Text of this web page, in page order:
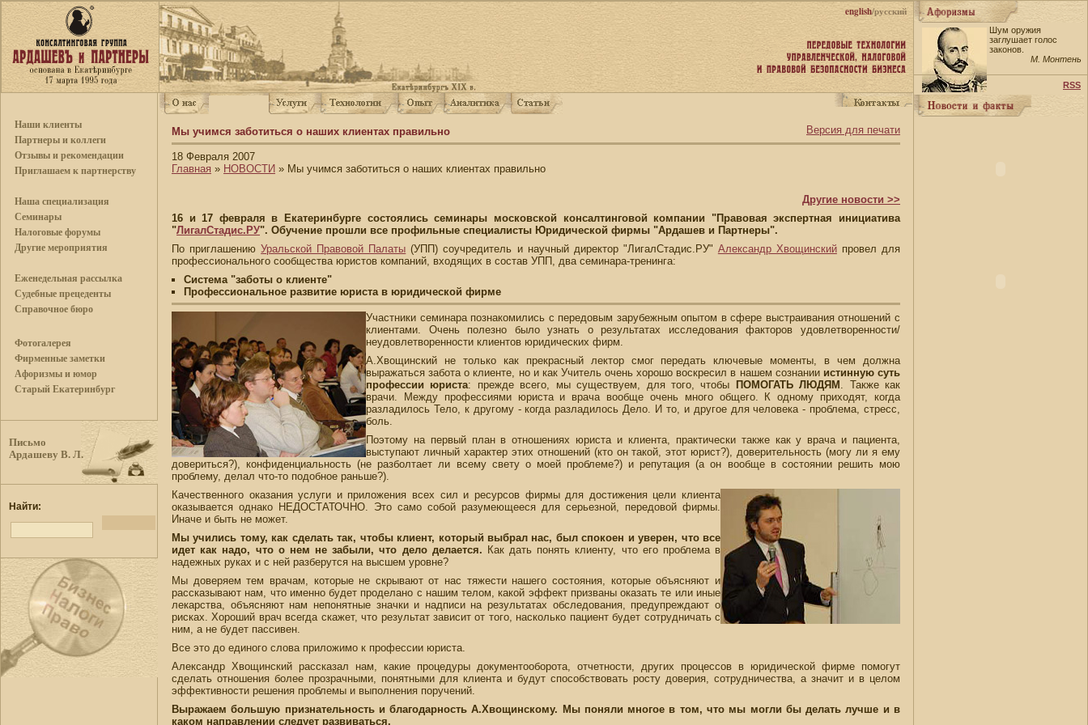
english/русский
Наши клиенты
Партнеры и коллеги
Отзывы и рекомендации
Приглашаем к партнерству
Наша специализация
Семинары
Налоговые форумы
Другие мероприятия
Еженедельная рассылка
Судебные прецеденты
Справочное бюро
Фотогалерея
Фирменные заметки
Афоризмы и юмор
Старый Екатеринбург
Письмо
Ардашеву В. Л.
Найти:
Версия для печати
Мы учимся заботиться о наших клиентах правильно
18 Февраля 2007
Главная » НОВОСТИ » Мы учимся заботиться о наших клиентах правильно
Другие новости >>
16 и 17 февраля в Екатеринбурге состоялись семинары московской консалтинговой компании "Правовая экспертная инициатива
"ЛигалСтадис.РУ". Обучение прошли все профильные специалисты Юридической фирмы "Ардашев и Партнеры".
По приглашениюУральской Правовой Палаты (УПП) соучредитель и научный директор "ЛигалСтадис.РУ" Александр Хвощинскийпровел для
профессионального сообщества юристов компаний, входящих в состав УПП, два семинара-тренинга:
Система "заботы о клиенте"
Профессиональное развитие юриста в юридической фирме
Участники семинара познакомились с передовым зарубежным опытом в сфере выстраивания отношений с
клиентами. Очень полезно было узнать о результатах исследования факторов удовлетворенности/
неудовлетворенности клиентов юридических фирм.
А.Хвощинский не только как прекрасный лектор смог передать ключевые моменты, в чем должна
выражаться забота о клиенте, но и как Учитель очень хорошо воскресил в нашем сознании истинную суть
профессии юриста: прежде всего, мы существуем, для того, чтобы ПОМОГАТЬ ЛЮДЯМ . Также как
врачи. Между профессиями юриста и врача вообще очень много общего. К одному приходят, когда
разладилось Тело, к другому - когда разладилось Дело. И то, и другое для человека - проблема, стресс,
боль.
Поэтому на первый план в отношениях юриста и клиента, практически также как у врача и пациента,
выступают личный характер этих отношений (кто он такой, этот юрист?), доверительность (могу ли я ему
довериться?), конфиденциальность (не разболтает ли всему свету о моей проблеме?) и репутация (а он вообще в состоянии решить мою
проблему, делал что-то подобное раньше?).
Качественного оказания услуги и приложения всех сил и ресурсов фирмы для достижения цели клиента
оказывается однако НЕДОСТАТОЧНО. Это само собой разумеющееся для серьезной, передовой фирмы.
Иначе и быть не может.
Мы учились тому, как сделать так, чтобы клиент, который выбрал нас, был спокоен и уверен, что все
идет как надо, что о нем не забыли, что дело делается. Как дать понять клиенту, что его проблема в
надежных руках и с ней разберутся на высшем уровне?
Мы доверяем тем врачам, которые не скрывают от нас тяжести нашего состояния, которые объясняют и
рассказывают нам, что именно будет проделано с нашим телом, какой эффект призваны оказать те или иные
лекарства, объясняют нам непонятные значки и надписи на результатах обследования, предупреждают о
рисках. Хороший врач всегда скажет, что результат зависит от того, насколько пациент будет сотрудничать с
ним, а не будет пассивен.
Все это до единого слова приложимо к профессии юриста.
Александр Хвощинский рассказал нам, какие процедуры документооборота, отчетности, других процессов в юридической фирме помогут
сделать отношения более прозрачными, понятными для клиента и будут способствовать росту доверия, сотрудничества, а значит и в целом
эффективности решения проблемы и выполнения поручений.
Выражаем большую признательность и благодарность А.Хвощинскому. Мы поняли многое в том, что мы могли бы делать лучше и в
каком направлении следует развиваться.
Шум оружия
заглушает голос
законов.
М. Монтень
RSS